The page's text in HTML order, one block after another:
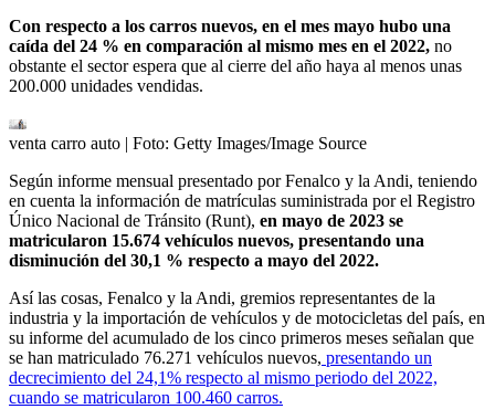
Con respecto a los carros nuevos, en el mes mayo hubo una
caída del 24 % en comparación al mismo mes en el 2022, no
obstante el sector espera que al cierre del año haya al menos unas
200.000 unidades vendidas.
venta carro auto | Foto: Getty Images/Image Source
Según informe mensual presentado por Fenalco y la Andi, teniendo
en cuenta la información de matrículas suministrada por el Registro
Único Nacional de Tránsito (Runt), en mayo de 2023 se
matricularon 15.674 vehículos nuevos, presentando una
disminución del 30,1 % respecto a mayo del 2022.
Así las cosas, Fenalco y la Andi, gremios representantes de la
industria y la importación de vehículos y de motocicletas del país, en
su informe del acumulado de los cinco primeros meses señalan que
se han matriculado 76.271 vehículos nuevos, presentando un
decrecimiento del 24,1% respecto al mismo periodo del 2022,
cuando se matricularon 100.460 carros.